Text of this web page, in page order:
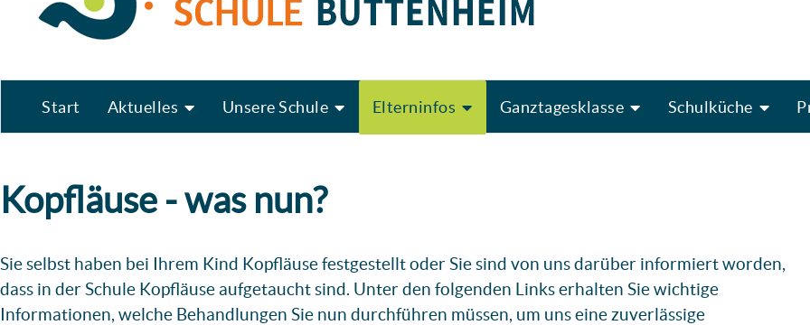
Start Aktuelles Unsere Schule Elterninfos Ganztagesklasse Schulküche
Kopfläuse - was nun?
Sie selbst haben bei Ihrem Kind Kopfläuse festgestellt oder Sie sind von uns darüber informiert worden,
dass in der Schule Kopfläuse aufgetaucht sind. Unter den folgenden Links erhalten Sie wichtige
Informationen, welche Behandlungen Sie nun durchführen müssen, um uns eine zuverlässige